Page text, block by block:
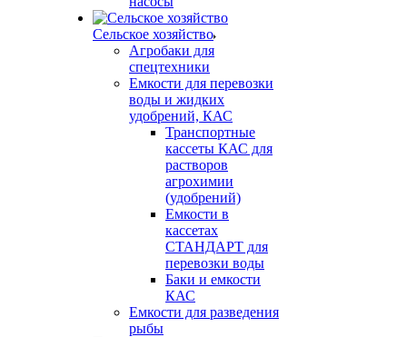
Сельское хозяйство
Агробаки для
спецтехники
Емкости для перевозки
воды и жидких
удобрений, КАС
Транспортные
кассеты КАС для
растворов
агрохимии
(удобрений)
Емкости в
кассетах
СТАНДАРТ для
перевозки воды
Баки и емкости
КАС
Емкости для разведения
рыбы